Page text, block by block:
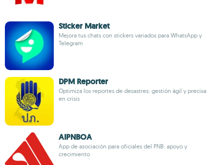
Sticker Market
Mejora tus chats con stickers variados para WhatsApp y
Telegram
DPM Reporter
Optimiza los reportes de desastres: gestión ágil y precisa
en crisis
AIPNBOA
App de asociación para oficiales del PNB: apoyo y
crecimiento